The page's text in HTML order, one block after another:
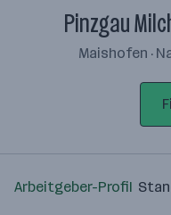
Pinzgau
Maishofen ·
Arbeitgeber-Profil